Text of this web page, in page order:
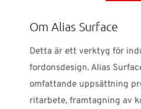
Om Alias Surface
Detta är ett verktyg för
fordonsdesign. Alias
omfattande uppsättning
ritarbete, framtagning av